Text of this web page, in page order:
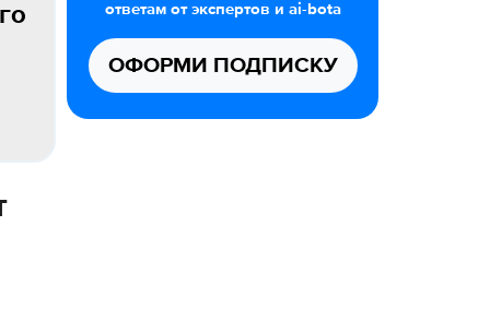
ответам от экспертов и ai-bota
ОФОРМИ ПОДПИСКУ